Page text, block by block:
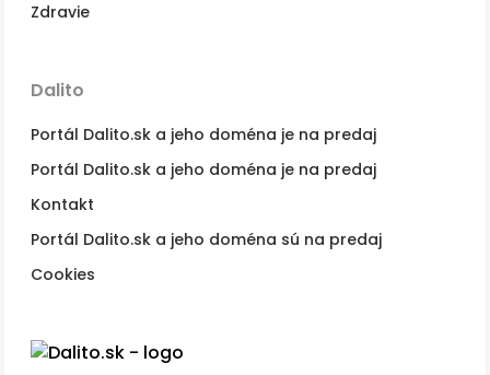
Zdravie
Dalito
Portál Dalito.sk a jeho doména je na predaj
Portál Dalito.sk a jeho doména je na predaj
Kontakt
Portál Dalito.sk a jeho doména sú na predaj
Cookies